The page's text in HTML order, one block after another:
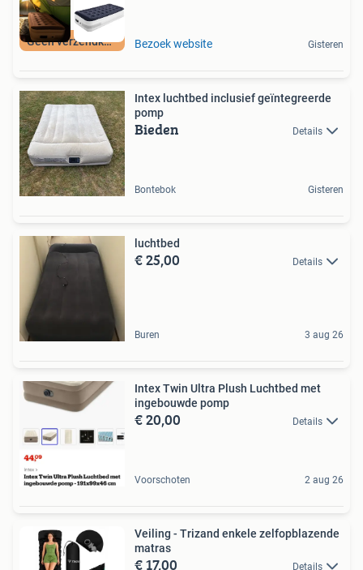
Geen verzendkosten Bezoek website Gisteren
Intex luchtbed inclusief geïntegreerde
pomp
Bieden Details
Bontebok Gisteren
luchtbed
€ 25,00 Details
Buren 3 aug 26
Intex Twin Ultra Plush Luchtbed met
ingebouwde pomp
€ 20,00 Details
Voorschoten 2 aug 26
Veiling - Trizand enkele zelfopblazende
matras
€ 17,00 Details